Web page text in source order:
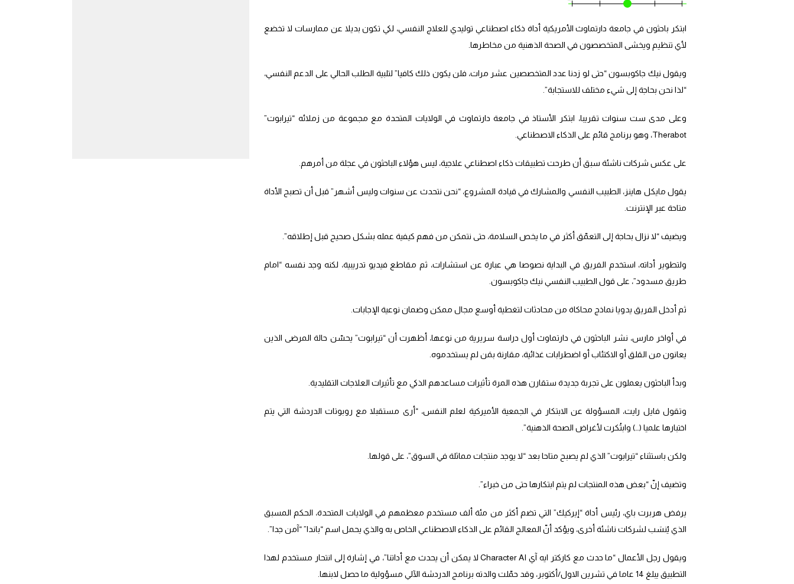
ابتكر باحثون في جامعة دارتماوث الأمريكية أداة ذكاء اصطناعي توليدي للعلاج النفسي، لكي تكون بديلا عن ممارسات لا تخضع
لأي تنظيم ويخشى المتخصصون في الصحة الذهنية من مخاطرها.
ويقول نيك جاكوبسون “حتى لو زدنا عدد المتخصصين عشر مرات، فلن يكون ذلك كافيا” لتلبية الطلب الحالي على الدعم النفسي،
“لذا نحن بحاجة إلى شيء مختلف للاستجابة”.
وعلى مدى ست سنوات تقريبا، ابتكر الأستاذ في جامعة دارتماوث في الولايات المتحدة مع مجموعة من زملائه “تيرابوت”
Therabot، وهو برنامج قائم على الذكاء الاصطناعي.
على عكس شركات ناشئة سبق أن طرحت تطبيقات ذكاء اصطناعي علاجية، ليس هؤلاء الباحثون في عجلة من أمرهم.
يقول مايكل هاينز، الطبيب النفسي والمشارك في قيادة المشروع، “نحن نتحدث عن سنوات وليس أشهر” قبل أن تصبح الأداة
متاحة عبر الإنترنت.
ويضيف “لا نزال بحاجة إلى التعمّق أكثر في ما يخص السلامة، حتى نتمكن من فهم كيفية عمله بشكل صحيح قبل إطلاقه”.
ولتطوير أداته، استخدم الفريق في البداية نصوصا هي عبارة عن استشارات، ثم مقاطع فيديو تدريبية، لكنه وجد نفسه “امام
طريق مسدود”، على قول الطبيب النفسي نيك جاكوبسون.
ثم أدخل الفريق يدويا نماذج محاكاة من محادثات لتغطية أوسع مجال ممكن وضمان نوعية الإجابات.
في أواخر مارس، نشر الباحثون في دارتماوث أول دراسة سريرية من نوعها، أظهرت أن “تيرابوت” يحسّن حالة المرضى الذين
يعانون من القلق أو الاكتئاب أو اضطرابات غذائية، مقارنة بمَن لم يستخدموه.
وبدأ الباحثون يعملون على تجربة جديدة ستقارن هذه المرة تأثيرات مساعدهم الذكي مع تأثيرات العلاجات التقليدية.
وتقول فايل رايت، المسؤولة عن الابتكار في الجمعية الأميركية لعلم النفس، “أرى مستقبلا مع روبوتات الدردشة التي يتم
اختبارها علميا (…) وابتُكرت لأغراض الصحة الذهنية”.
ولكن باستثناء “تيرابوت” الذي لم يصبح متاحا بعد “لا يوجد منتجات مماثلة في السوق”، على قولها.
وتضيف إنّ “بعض هذه المنتجات لم يتم ابتكارها حتى من خبراء”.
يرفض هربرت باي، رئيس أداة “إيركيك” التي تضم أكثر من مئة ألف مستخدم معظمهم في الولايات المتحدة، الحكم المسبق
الذي يُنسَب لشركات ناشئة أخرى، ويؤكد أنّ المعالج القائم على الذكاء الاصطناعي الخاص به والذي يحمل اسم “باندا” “آمن جدا”.
ويقول رجل الأعمال “ما حدث مع كاركتر ايه آي Character AI لا يمكن أن يحدث مع أداتنا”، في إشارة إلى انتحار مستخدم لهذا
التطبيق يبلغ 14 عاما في تشرين الاول/أكتوبر، وقد حمّلت والدته برنامج الدردشة الآلي مسؤولية ما حصل لابنها.